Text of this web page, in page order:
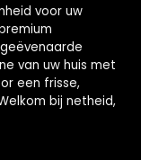
voor uw
van uw huis met
een frisse,
bij netheid,